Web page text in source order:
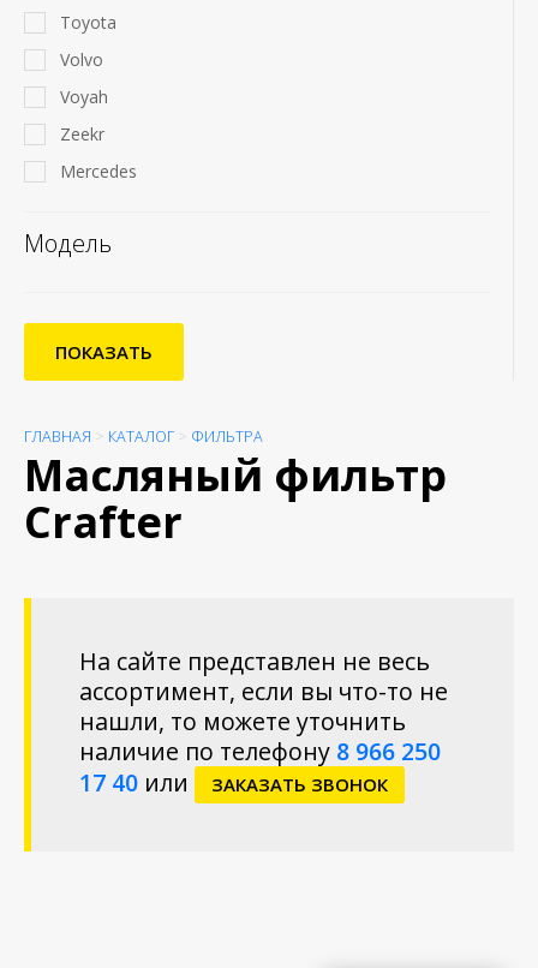
Toyota
Volvo
Voyah
Zeekr
Mercedes
Модель
ПОКАЗАТЬ
ГЛАВНАЯ > КАТАЛОГ > ФИЛЬТРА
Масляный фильтр
Crafter
На сайте представлен не весь
ассортимент, если вы что-то не
нашли, то можете уточнить
наличие по телефону 8 966 250
17 40 или ЗАКАЗАТЬ ЗВОНОК